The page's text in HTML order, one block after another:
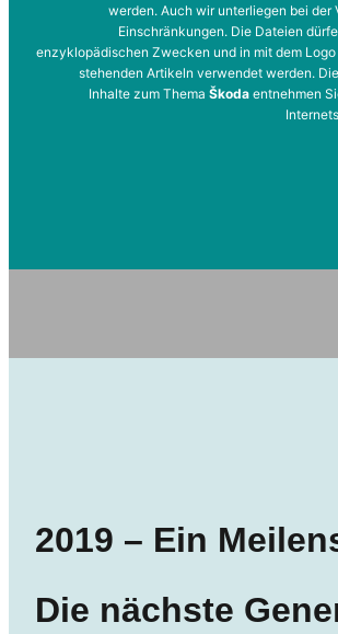
werden. Auch wir unterliegen bei der
Einschränkungen. Die Dateien
enzyklopädischen Zwecken und in mit dem
stehenden Artikeln verwendet werden.
Inhalte zum Thema Škoda entnehmen
2019 – Ein
Die nächste